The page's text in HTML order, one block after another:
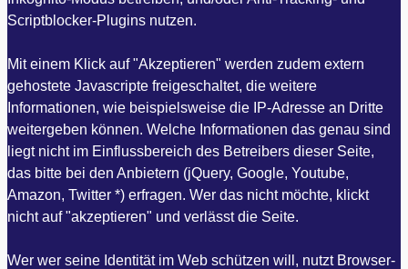
Scriptblocker-Plugins nutzen.
Mit einem Klick auf "Akzeptieren" werden zudem extern
gehostete Javascripte freigeschaltet, die weitere
Informationen, wie beispielsweise die IP-Adresse an Dritte
weitergeben können. Welche Informationen das genau sind
liegt nicht im Einflussbereich des Betreibers dieser Seite,
das bitte bei den Anbietern (jQuery, Google, Youtube,
Amazon, Twitter *) erfragen. Wer das nicht möchte, klickt
nicht auf "akzeptieren" und verlässt die Seite.
Wer wer seine Identität im Web schützen will, nutzt Browser-